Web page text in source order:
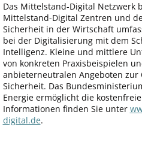
Das Mittelstand-Digital Netzwerk
Mittelstand-Digital Zentren und
Sicherheit in der Wirtschaft
bei der Digitalisierung mit dem
Intelligenz. Kleine und mittlere
von konkreten Praxisbeispielen
anbieterneutralen Angeboten zur
Sicherheit. Das
Energie ermöglicht die
Informationen finden Sie unter
digital.de.